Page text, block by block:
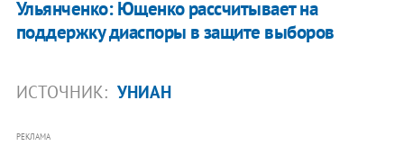
Ульянченко: Ющенко рассчитывает на
поддержку диаспоры в защите выборов
ИСТОЧНИК: УНИАН
РЕКЛАМА